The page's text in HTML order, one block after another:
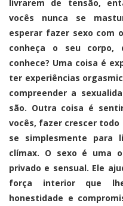
livrarem de tensão,
vocês nunca se
esperar fazer sexo com
conheça o seu corpo,
conhece? Uma coisa é
ter experiências
compreender a
são. Outra coisa é
vocês, fazer crescer
se simplesmente para
clímax. O sexo é uma
privado e sensual. Ele
força interior que
honestidade e